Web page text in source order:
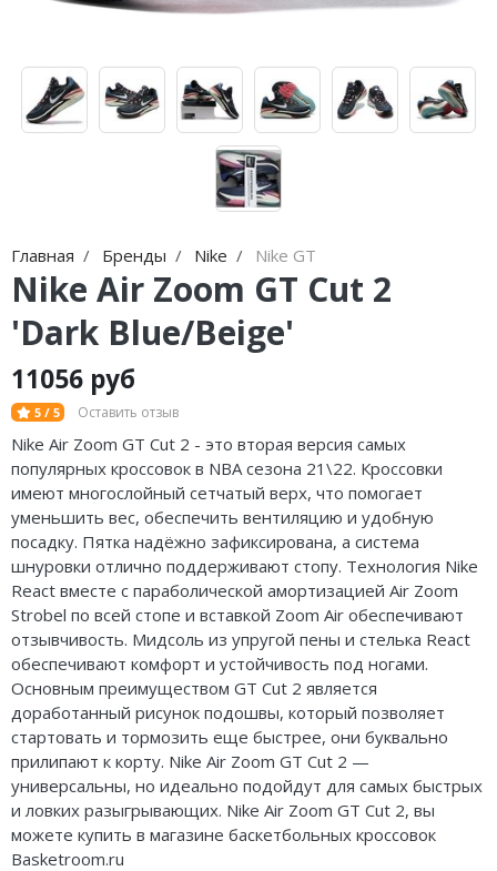
Главная Бренды Nike Nike GT
Nike Air Zoom GT Cut 2
'Dark Blue/Beige'
11056 руб
5 / 5 Оставить отзыв
Nike Air Zoom GT Cut 2 - это вторая версия самых
популярных кроссовок в NBA сезона 21\22. Кроссовки
имеют многослойный сетчатый верх, что помогает
уменьшить вес, обеспечить вентиляцию и удобную
посадку. Пятка надёжно зафиксирована, а система
шнуровки отлично поддерживают стопу. Технология Nike
React вместе с параболической амортизацией Air Zoom
Strobel по всей стопе и вставкой Zoom Air обеспечивают
отзывчивость. Мидсоль из упругой пены и стелька React
обеспечивают комфорт и устойчивость под ногами.
Основным преимуществом GT Cut 2 является
доработанный рисунок подошвы, который позволяет
стартовать и тормозить еще быстрее, они буквально
прилипают к корту. Nike Air Zoom GT Cut 2 —
универсальны, но идеально подойдут для самых быстрых
и ловких разыгрывающих. Nike Air Zoom GT Cut 2, вы
можете купить в магазине баскетбольных кроссовок
Basketroom.ru
Air Jordan 312
Air Jordan 37
Air Jordan 36
Air Jordan 1
Air Jordan 3
Air Jordan 4
Air Jordan 5
Air Jordan 6
Air Jordan 7
Air Jordan 10
Air Jordan 11
Air Jordan 12
Air Jordan 13
Air Jordan 14
adidas Gazelle
adidas Adizero
adidas Harden
adidas Dame
adidas AE
Adidas Yeezy Boost 350 V2